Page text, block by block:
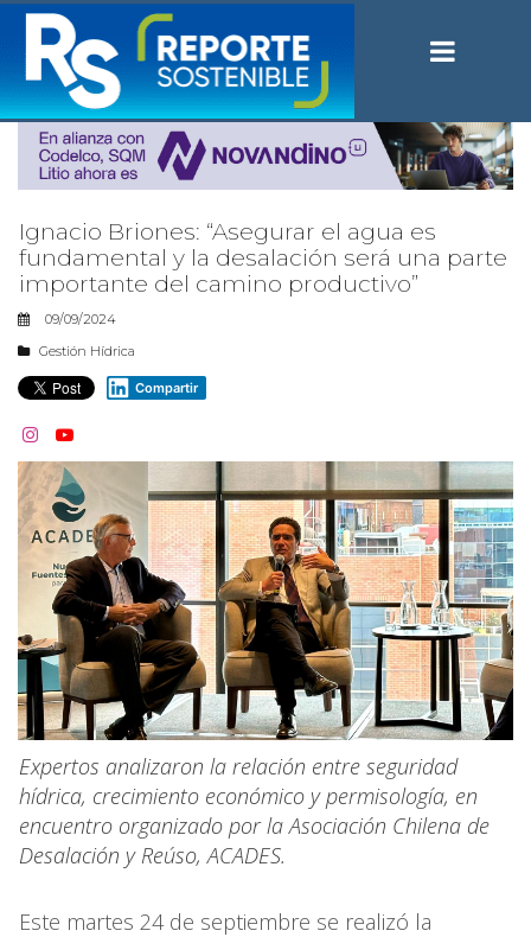
Ignacio Briones: “Asegurar el agua es
fundamental y la desalación será una parte
importante del camino productivo”
09/09/2024
Gestión Hídrica
Compartir
 
Expertos analizaron la relación entre seguridad
hídrica, crecimiento económico y permisología, en
encuentro organizado por la Asociación Chilena de
Desalación y Reúso, ACADES.
Este martes 24 de septiembre se realizó la